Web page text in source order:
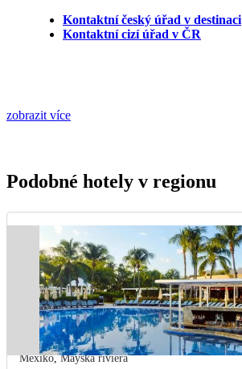
Kontaktní český úřad v destinaci
Kontaktní cizí úřad v ČR
zobrazit více
Podobné hotely v regionu
Mexiko,Mayská riviéra